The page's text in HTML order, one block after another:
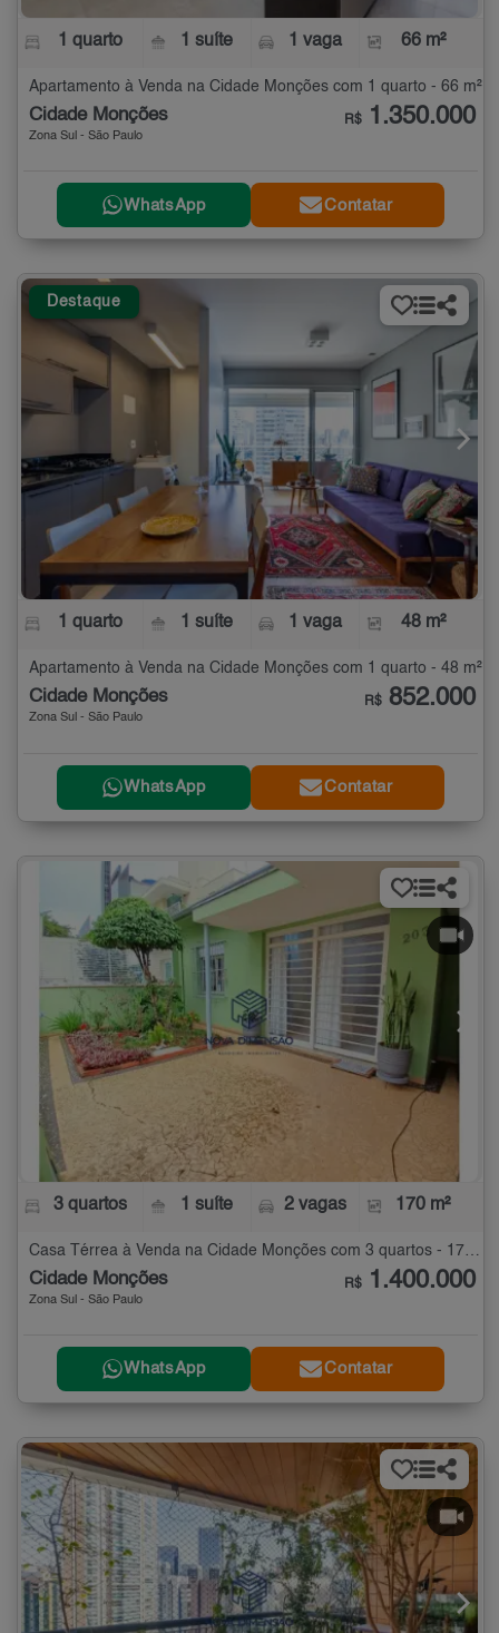
1 quarto 1 suíte 1 vaga 66 m²
Apartamento à Venda na Cidade Monções com 1 quarto - 66 m²
Cidade Monções
Zona Sul - São Paulo
R$ 1.350.000
WhatsApp Contatar
Destaque
1 quarto 1 suíte 1 vaga 48 m²
Apartamento à Venda na Cidade Monções com 1 quarto - 48 m²
Cidade Monções
Zona Sul - São Paulo
R$ 852.000
WhatsApp Contatar
3 quartos 1 suíte 2 vagas 170 m²
Cidade Monções
Zona Sul - São Paulo
R$ 1.400.000
WhatsApp Contatar